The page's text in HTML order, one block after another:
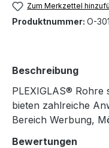
Zum Merkzettel
Produktnummer: O-
Beschreibung
PLEXIGLAS® Rohre
bieten zahlreiche
Bereich Werbung,
Bewertungen